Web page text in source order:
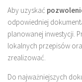
Aby uzyskać
odpowiedniej
planowanej inwestycji.
lokalnych przepisów
zrealizować.
Do najważniejszych